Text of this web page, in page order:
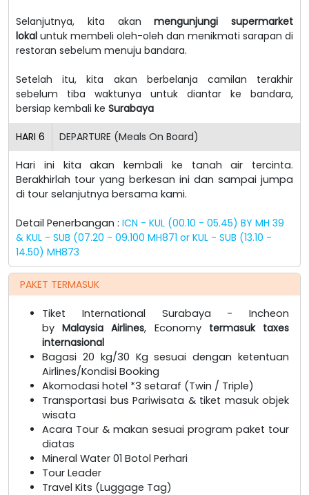
Selanjutnya, kita akanmengunjungi supermarket
lokal untuk membeli oleh-oleh dan menikmati sarapan di
restoran sebelum menuju bandara.
Setelah itu, kita akan berbelanja camilan terakhir
sebelum tiba waktunya untuk diantar ke bandara,
bersiap kembali ke Surabaya
HARI 6 DEPARTURE (Meals On Board)
Hari ini kita akan kembali ke tanah air tercinta.
Berakhirlah tour yang berkesan ini dan sampai jumpa
di tour selanjutnya bersama kami.
Detail Penerbangan : ICN - KUL (00.10 - 05.45) BY MH 39
& KUL - SUB (07.20 - 09.100 MH871 or KUL - SUB (13.10 -
14.50) MH873
PAKET TERMASUK
Tiket International Surabaya - Incheon
byMalaysia Airlines, Economy termasuk taxes
internasional
Bagasi 20 kg/30 Kg sesuai dengan ketentuan
Airlines/Kondisi Booking
Akomodasi hotel *3 setaraf (Twin / Triple)
Transportasi bus Pariwisata & tiket masuk objek
wisata
Acara Tour & makan sesuai program paket tour
diatas
Mineral Water 01 Botol Perhari
Tour Leader
Travel Kits (Luggage Tag)